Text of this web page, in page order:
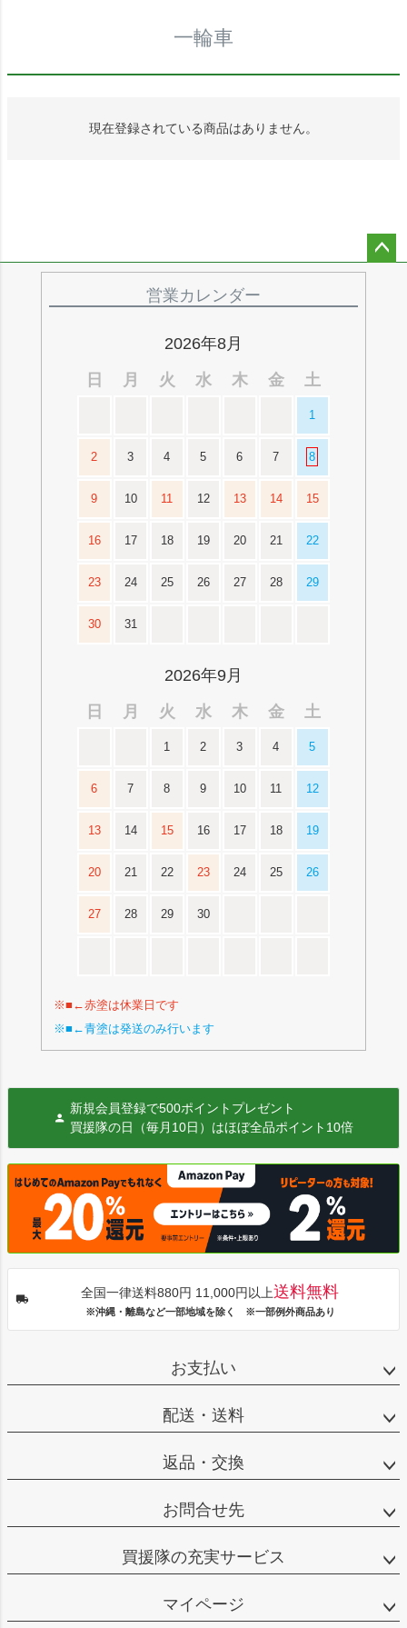
一輪車
現在登録されている商品はありません。
営業カレンダー
2026年8月
日
月 火 水 木 金 土
1
2 3 4 5 6 7 8
9 10 11 12 13 14 15
16 17 18 19 20 21 22
23 24 25 26 27 28 29
30 31
2026年9月
日
月 火 水 木 金 土
1 2 3 4 5
6 7 8 9 10 11 12
13 14 15 16 17 18 19
20 21 22 23 24 25 26
27 28 29 30
※■←赤塗は休業日です
※■←青塗は発送のみ行います
新規会員登録で500ポイントプレゼント
買援隊の日（毎月10日）はほぼ全品ポイント10倍
全国一律送料880円 11,000円以上送料無料
※沖縄・離島など一部地域を除く ※一部例外商品あり
お支払い
配送・送料
返品・交換
お問合せ先
買援隊の充実サービス
マイページ